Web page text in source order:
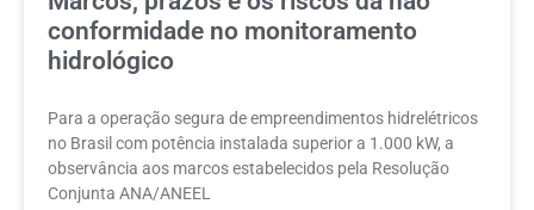
conformidade no monitoramento
hidrológico
Para a operação segura de empreendimentos hidrelétricos
no Brasil com potência instalada superior a 1.000 kW, a
observância aos marcos estabelecidos pela Resolução
Conjunta ANA/ANEEL